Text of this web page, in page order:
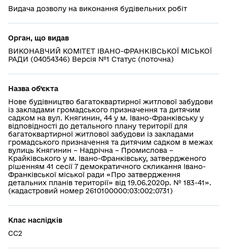
Видача дозволу на виконання будівельних робіт
Орган, що видав
ВИКОНАВЧИЙ КОМІТЕТ ІВАНО-ФРАНКІВСЬКОЇ МІСЬКОЇ
РАДИ (04054346) Версія №1 Статус (поточна)
Назва об’єкта
Нове будівництво багатоквартирної житлової забудови
із закладами громадського призначення та дитячим
садком на вул. Княгинин, 44 у м. Івано-Франківську у
відповідності до детального плану території для
багатоквартирної житлової забудови із закладами
громадського призначення та дитячим садком в межах
вулиць Княгинин – Надрічна – Промислова –
Крайківського у м. Івано-Франківську, затвердженого
рішенням 41 сесії 7 демократичного скликання Івано-
Франківської міської ради «Про затвердження
детальних планів території» від 19.06.2020р. № 183-41».
(кадастровий номер 2610100000:03:002:0731)
Клас наслідків
СС2